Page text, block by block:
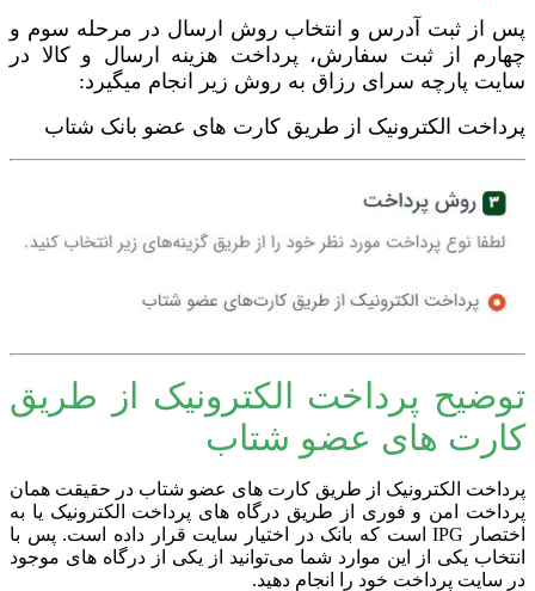
پس از ثبت آدرس و انتخاب روش ارسال در مرحله سوم و
چهارم از ثبت سفارش، پرداخت هزینه ارسال و کالا در
سایت پارچه سرای رزاق به روش زیر انجام میگیرد:
پرداخت الکترونیک از طریق کارت های عضو بانک شتاب
توضیح پرداخت الکترونیک از طریق
کارت های عضو شتاب
پرداخت الکترونیک از طریق کارت های عضو شتاب در حقیقت همان
پرداخت امن و فوری از طریق درگاه های پرداخت الکترونیک یا به
اختصار IPG است که بانک در اختیار سایت قرار داده است. پس با
انتخاب یکی از این موارد شما می‌توانید از یکی از درگاه های موجود
در سایت پرداخت خود را انجام دهید.